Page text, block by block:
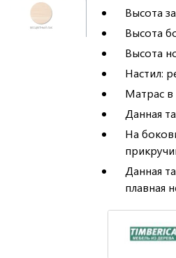
Высота
Высота
Высота
Настил:
Матрас в
Данная
На
Данная
плавная